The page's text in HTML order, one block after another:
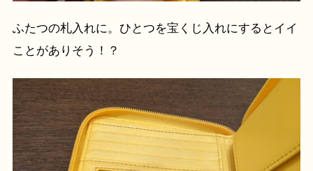
ふたつの札入れに。ひとつを宝くじ入れにするとイイ
ことがありそう！？